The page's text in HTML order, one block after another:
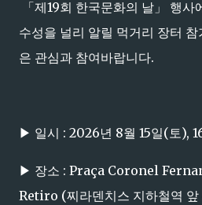
「제19회 한국문화의 날」 행
수성을 널리 알릴 먹거리 장터
은 관심과 참여바랍니다.
▶ 일시 : 2026년 8월 15일(토),
▶ 장소 : Praça Coronel
Retiro (찌라덴치스 지하철역 앞